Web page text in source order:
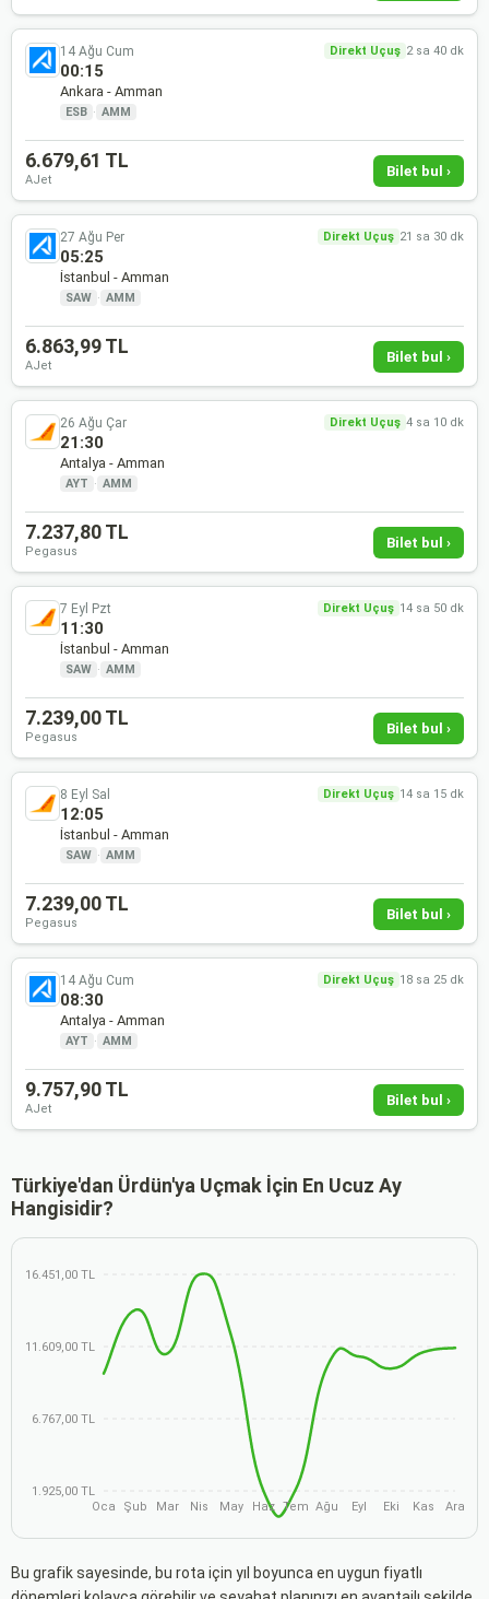
14 Ağu Cum Direkt Uçuş 2 sa 40 dk
00:15
Ankara - Amman
ESB · AMM
6.679,61 TL
AJet
Bilet bul ›
27 Ağu Per Direkt Uçuş 21 sa 30 dk
05:25
İstanbul - Amman
SAW · AMM
6.863,99 TL
AJet
Bilet bul ›
26 Ağu Çar Direkt Uçuş 4 sa 10 dk
21:30
Antalya - Amman
AYT · AMM
7.237,80 TL
Pegasus
Bilet bul ›
7 Eyl Pzt Direkt Uçuş 14 sa 50 dk
11:30
İstanbul - Amman
SAW · AMM
7.239,00 TL
Pegasus
Bilet bul ›
8 Eyl Sal Direkt Uçuş 14 sa 15 dk
12:05
İstanbul - Amman
SAW · AMM
7.239,00 TL
Pegasus
Bilet bul ›
14 Ağu Cum Direkt Uçuş 18 sa 25 dk
08:30
Antalya - Amman
AYT · AMM
9.757,90 TL
AJet
Bilet bul ›
Türkiye'dan Ürdün'ya Uçmak İçin En Ucuz Ay
Hangisidir?
16.451,00 TL
11.609,00 TL
6.767,00 TL
1.925,00 TL
Oca
Şub Mar Nis May Haz Tem Ağu Eyl Eki Kas Ara
Bu grafik sayesinde, bu rota için yıl boyunca en uygun fiyatlı